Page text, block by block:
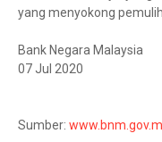
yang menyokong
Bank Negara Malaysia
07 Jul 2020
Sumber: